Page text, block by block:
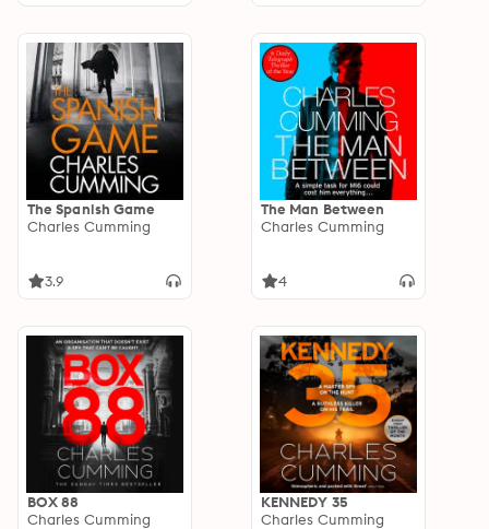
The Spanish Game
Charles Cumming
3.9
The Man Between
Charles Cumming
4
BOX 88
Charles Cumming
KENNEDY 35
Charles Cumming